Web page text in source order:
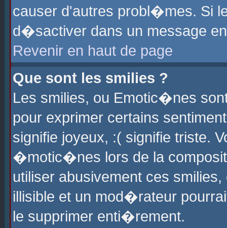
causer d'autres probl�mes. Si
d�sactiver dans un message
Revenir en haut de page
Que sont les smilies ?
Les smilies, ou Emotic�nes
pour exprimer certains
signifie joyeux, :( signifie triste.
�motic�nes lors de la
utiliser abusivement ces
illisible et un mod�rateur
le supprimer enti�rement.